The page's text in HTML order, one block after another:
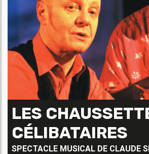
LES
CÉLIBATAIRES
SPECTACLE MUSICAL DE CLAUDE